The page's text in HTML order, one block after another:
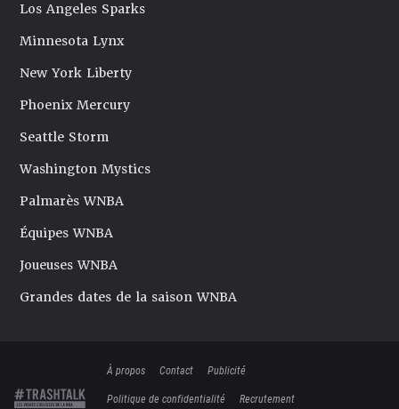
Los Angeles Sparks
Minnesota Lynx
New York Liberty
Phoenix Mercury
Seattle Storm
Washington Mystics
Palmarès WNBA
Équipes WNBA
Joueuses WNBA
Grandes dates de la saison WNBA
À propos Contact
Publicité
Politique de confidentialité
Recrutement